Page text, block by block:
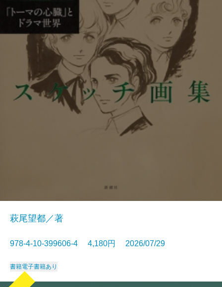
萩尾望都／著
978-4-10-399606-4 4,180円 2026/07/29
書籍電子書籍あり